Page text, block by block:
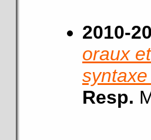
2010-
oraux
Resp.